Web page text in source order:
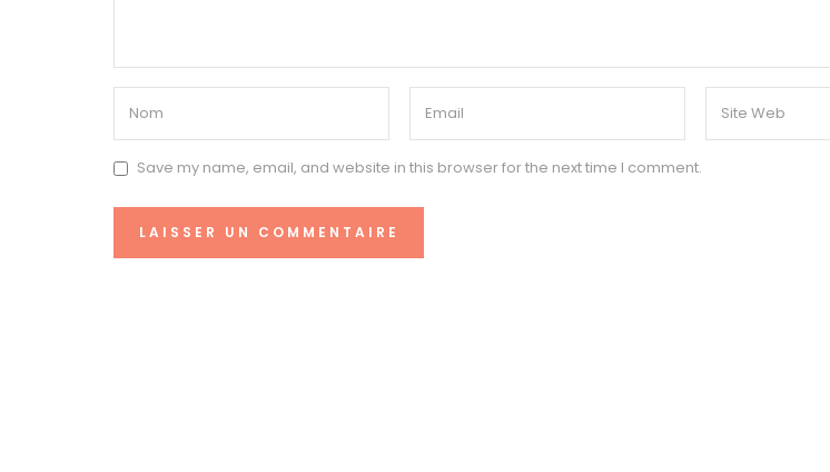
Save my name, email, and website in this browser for the next time I comment.